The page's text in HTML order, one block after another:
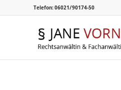
Telefon: 06021/90174-50